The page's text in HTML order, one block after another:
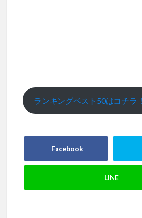
ランキングベスト50はコチラ！